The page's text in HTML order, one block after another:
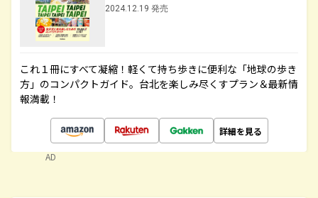
2024.12.19 発売
これ１冊にすべて凝縮！軽くて持ち歩きに便利な「地球の歩き
方」のコンパクトガイド。台北を楽しみ尽くすプラン＆最新情
報満載！
詳細を見る
AD